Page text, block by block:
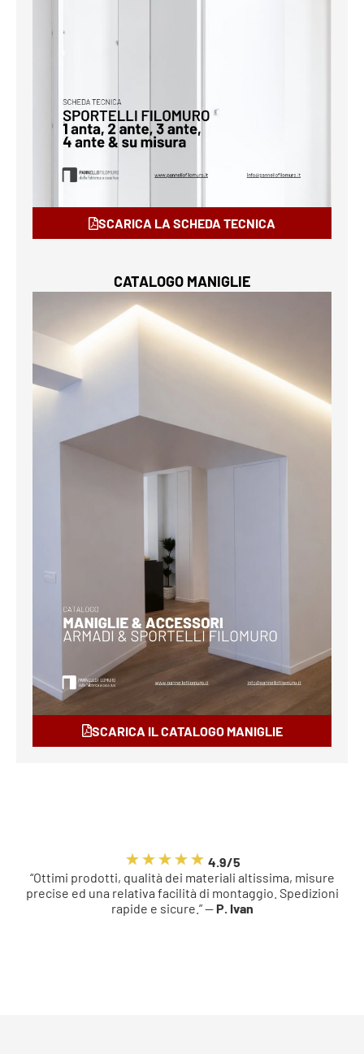
SCARICA LA SCHEDA TECNICA
CATALOGO MANIGLIE
SCARICA IL CATALOGO MANIGLIE
4.9/5
“Ottimi prodotti, qualità dei materiali altissima, misure
precise ed una relativa facilità di montaggio. Spedizioni
rapide e sicure.” — P. Ivan